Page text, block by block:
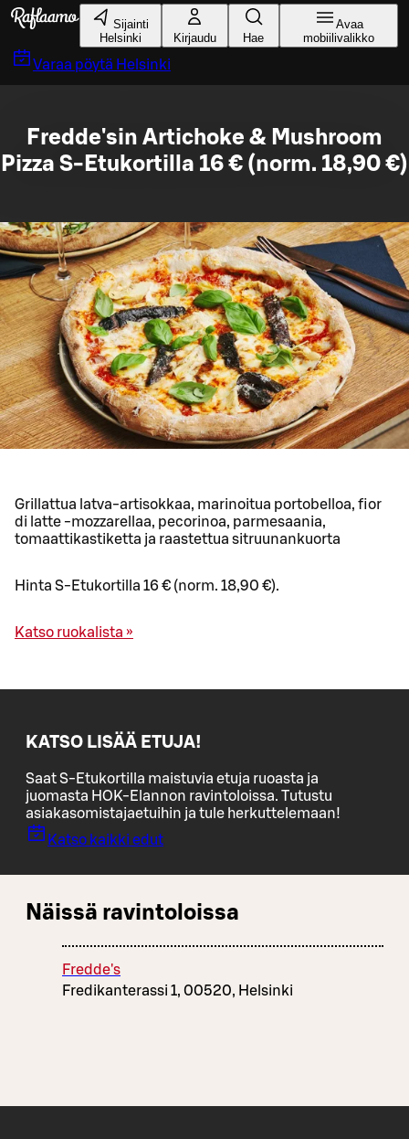
Siirry pääsisältöön
Sijainti
Helsinki
Kirjaudu Hae
Avaa
mobiilivalikko
Varaa pöytä Helsinki
Fredde'sin Artichoke & Mushroom
Pizza S-Etukortilla 16 € (norm. 18,90 €)
Grillattua latva-artisokkaa, marinoitua portobelloa, fior
di latte -mozzarellaa, pecorinoa, parmesaania,
tomaattikastiketta ja raastettua sitruunankuorta
Hinta S-Etukortilla 16 € (norm. 18,90 €).
Katso ruokalista »
KATSO LISÄÄ ETUJA!
Saat S-Etukortilla maistuvia etuja ruoasta ja
juomasta HOK-Elannon ravintoloissa. Tutustu
asiakasomistajaetuihin ja tule herkuttelemaan!
Katso kaikki edut
Näissä ravintoloissa
Fredde's
Fredikanterassi 1, 00520, Helsinki